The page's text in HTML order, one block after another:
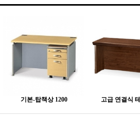
기본-탑책상 1200 고급 연결식